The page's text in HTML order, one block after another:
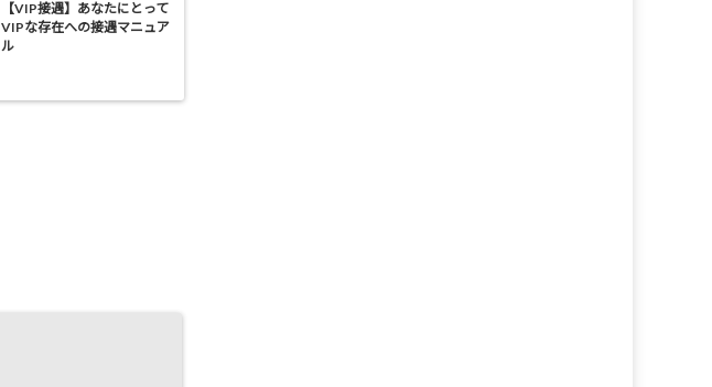
【VIP接遇】あなたにとって
VIPな存在への接遇マニュア
ル